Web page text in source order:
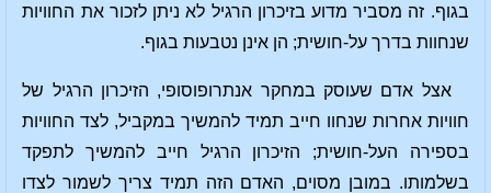
בגוף. זה מסביר מדוע בזיכרון הרגיל לא ניתן לזכור את החוויות
שנחוות בדרך על-חושית; הן אינן נטבעות בגוף.
אצל אדם שעוסק במחקר אנתרופוסופי, הזיכרון הרגיל של
חוויות אחרות שנחוו חייב תמיד להמשיך במקביל, לצד החוויות
בספירה העל-חושית; הזיכרון הרגיל חייב להמשיך לתפקד
בשלמותו. במובן מסוים, האדם הזה תמיד צריך לשמור לצדו